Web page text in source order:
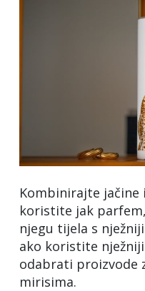
Kombinirajte
koristite jak
njegu tijela s
ako koristite
odabrati proizvode
mirisima.